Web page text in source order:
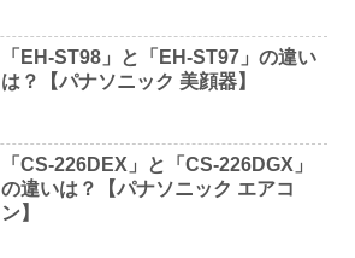
「EH-ST98」と「EH-ST97」の違い
は？【パナソニック 美顔器】
「CS-226DEX」と「CS-226DGX」
の違いは？【パナソニック エアコ
ン】